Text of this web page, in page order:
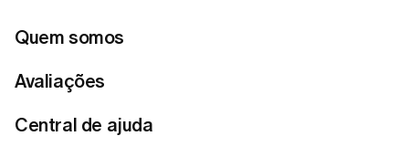
Quem somos
Avaliações
Central de ajuda